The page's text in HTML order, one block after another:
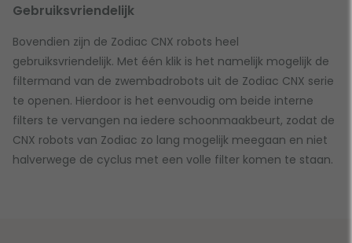
Gebruiksvriendelijk
Bovendien zijn de Zodiac CNX robots heel
gebruiksvriendelijk. Met één klik is het namelijk mogelijk de
filtermand van de zwembadrobots uit de Zodiac CNX serie
te openen. Hierdoor is het eenvoudig om beide interne
filters te vervangen na iedere schoonmaakbeurt, zodat de
CNX robots van Zodiac zo lang mogelijk meegaan en niet
halverwege de cyclus met een volle filter komen te staan.